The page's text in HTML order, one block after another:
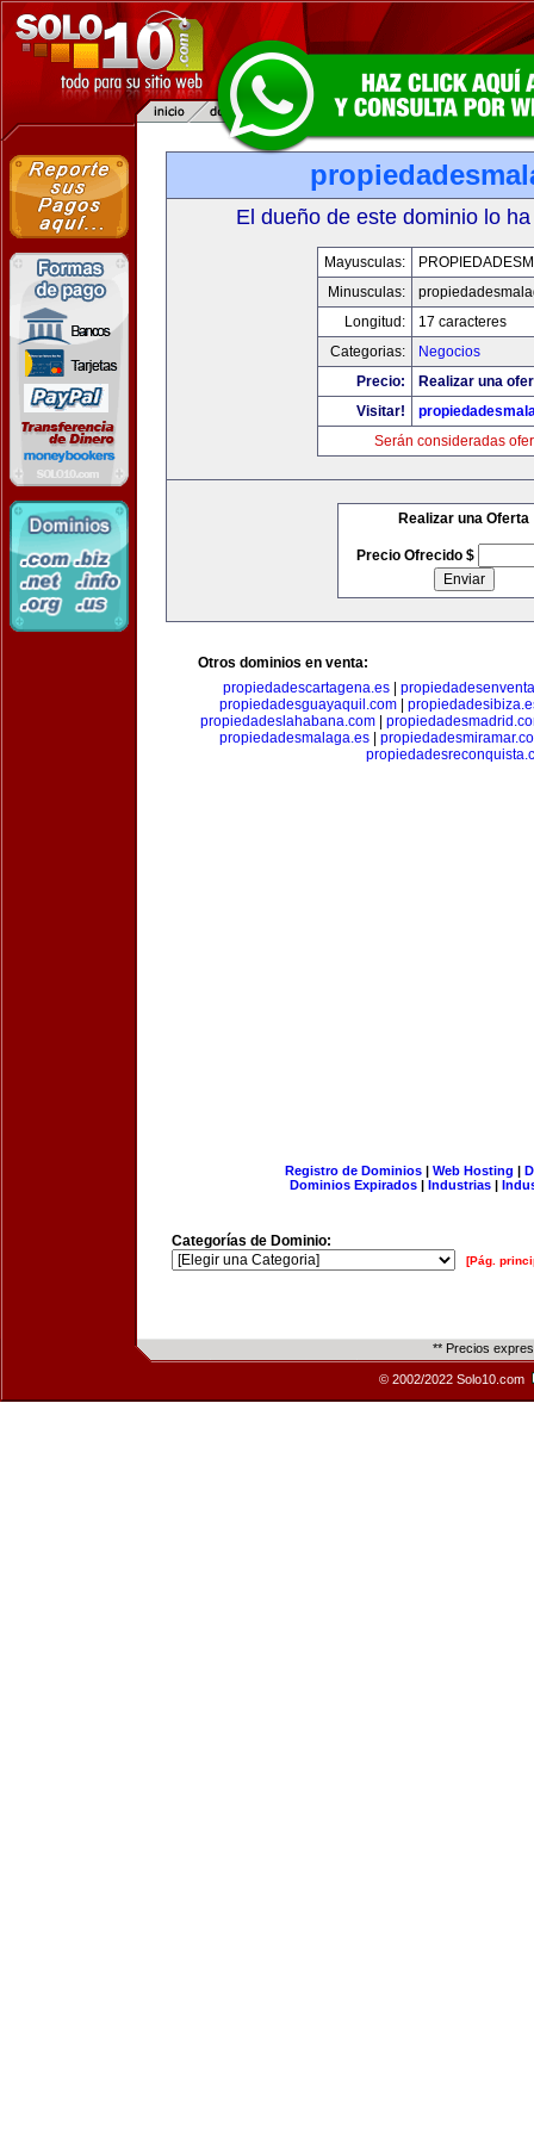
El dueño de este dominio lo
Mayusculas:
Minusculas:
Longitud:
17 caracteres
Categorias:
Negocios
Precio:
Realizar una
Visitar!
Serán consideradas
Realizar una Oferta
Precio Ofrecido $
Otros dominios en venta:
propiedadescartagena.es|
propiedadesguayaquil.com
propiedadeslahabana.com|
propiedadesmalaga.es|
Registro de Dominios| Web Hosting |
Dominios Expirados | Industrias |
Categorías de Dominio:
[Pág.
** Precios
© 2002/2022 Solo10.com